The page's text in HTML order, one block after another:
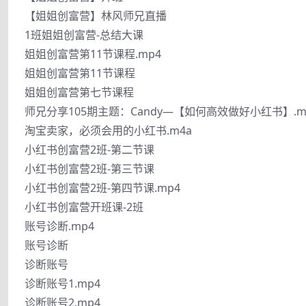
【姐姐创富营】林风师兄直播
1班姐姐创富营-总结大课
姐姐创富营第11节课程.mp4
姐姐创富营第11节课程
姐姐创富营第七节课程
师兄分享105期主题：Candy—【如何高效做好小红书】
淘宝卖家，必须会用的小红书.m4a
小红书创富营2班-第二节课
小红书创富营2班-第三节课
小红书创富营2班-第四节课.mp4
小红书创富营开班课-2班
账号诊断.mp4
账号诊断
诊断账号
诊断账号1.mp4
诊断账号2.mp4